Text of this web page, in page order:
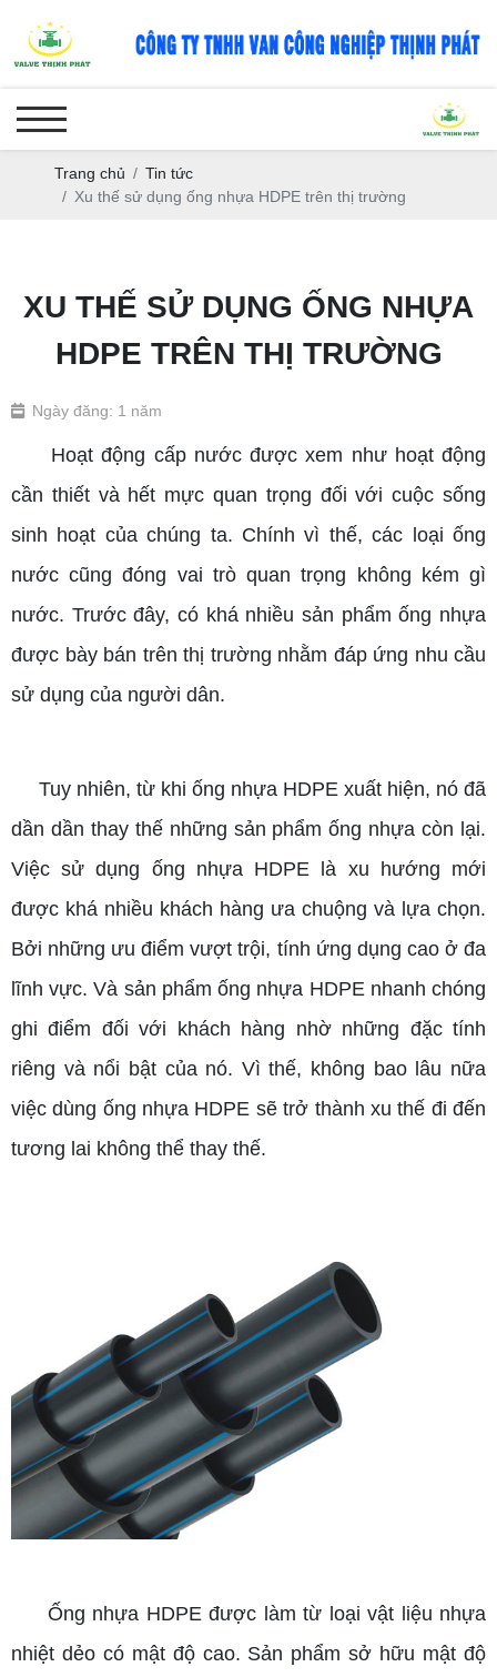
Trang chủ
Tin tức
Xu thế sử dụng ống nhựa HDPE trên thị trường
XU THẾ SỬ DỤNG ỐNG NHỰA
HDPE TRÊN THỊ TRƯỜNG
Ngày đăng: 1 năm
Hoạt động cấp nước được xem như hoạt động
cần thiết và hết mực quan trọng đối với cuộc sống
sinh hoạt của chúng ta. Chính vì thế, các loại ống
nước cũng đóng vai trò quan trọng không kém gì
nước. Trước đây, có khá nhiều sản phẩm ống nhựa
được bày bán trên thị trường nhằm đáp ứng nhu cầu
sử dụng của người dân.
Tuy nhiên, từ khi ống nhựa HDPE xuất hiện, nó đã
dần dần thay thế những sản phẩm ống nhựa còn lại.
Việc sử dụng ống nhựa HDPE là xu hướng mới
được khá nhiều khách hàng ưa chuộng và lựa chọn.
Bởi những ưu điểm vượt trội, tính ứng dụng cao ở đa
lĩnh vực. Và sản phẩm ống nhựa HDPE nhanh chóng
ghi điểm đối với khách hàng nhờ những đặc tính
riêng và nổi bật của nó. Vì thế, không bao lâu nữa
việc dùng ống nhựa HDPE sẽ trở thành xu thế đi đến
tương lai không thể thay thế.
Ống nhựa HDPE được làm từ loại vật liệu nhựa
nhiệt dẻo có mật độ cao. Sản phẩm sở hữu mật độ